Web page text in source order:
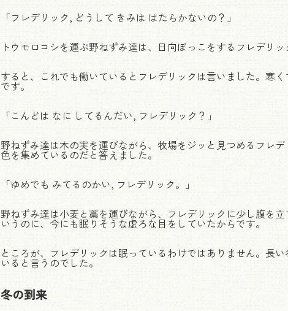
「フレデリック, どうして きみは はたらかないの？」
トウモロコシを運ぶ野ねずみ達は、日向ぼっこをするフレデリッ
すると、これでも働いているとフレデリックは言いました。寒
です。
「こんどは なに してるんだい, フレデリック？」
野ねずみ達は木の実を運びながら、牧場をジッと見つめるフレ
色を集めているのだと答えました。
「ゆめでも みてるのかい, フレデリック。」
野ねずみ達は小麦と藁を運びながら、フレデリックに少し腹を
いうのに、今にも眠りそうな虚ろな目をしていたからです。
ところが、フレデリックは眠っているわけではありません。長
いると言うのでした。
冬の到来